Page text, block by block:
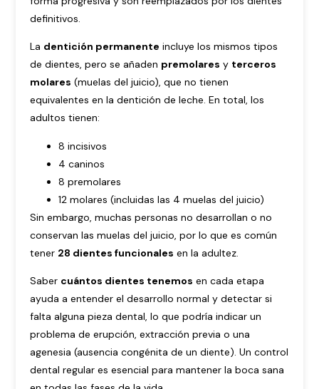
definitivos.
La dentición permanente incluye los mismos tipos
de dientes, pero se añaden premolares y terceros
molares (muelas del juicio), que no tienen
equivalentes en la dentición de leche. En total, los
adultos tienen:
8 incisivos
4 caninos
8 premolares
12 molares (incluidas las 4 muelas del juicio)
Sin embargo, muchas personas no desarrollan o no
conservan las muelas del juicio, por lo que es común
tener 28 dientes funcionales en la adultez.
Saber cuántos dientes tenemos en cada etapa
ayuda a entender el desarrollo normal y detectar si
falta alguna pieza dental, lo que podría indicar un
problema de erupción, extracción previa o una
agenesia (ausencia congénita de un diente). Un control
dental regular es esencial para mantener la boca sana